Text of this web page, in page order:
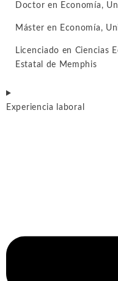
Doctor en Economía,
Máster en Economía,
Licenciado en Ciencias
Estatal de Memphis
Experiencia laboral